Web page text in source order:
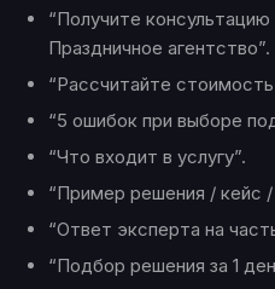
“Получите
Праздничное агентство”.
“Рассчитайте
“5 ошибок при выборе
“Что входит в услугу”.
“Пример решения / кейс /
“Ответ эксперта на
“Подбор решения за 1